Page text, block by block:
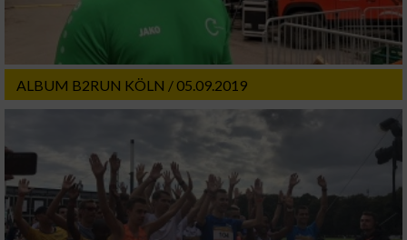
ALBUM B2RUN KÖLN / 05.09.2019